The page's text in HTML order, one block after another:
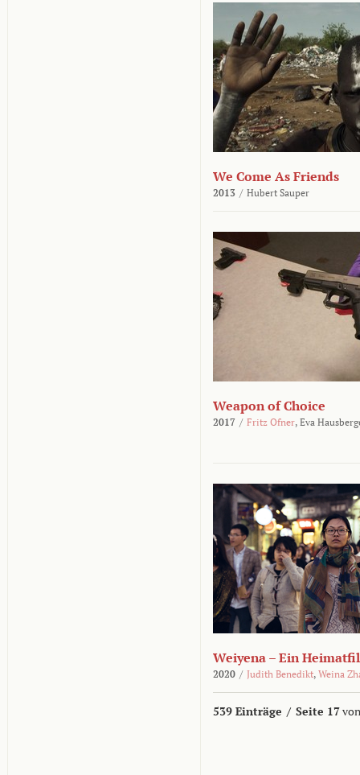
We Come As Friends
2013 / Hubert Sauper
Weapon of Choice
2017 / Fritz Ofner, Eva
Weiyena – Ein
2020 / Judith Benedikt, Weina
539 Einträge / Seite 17